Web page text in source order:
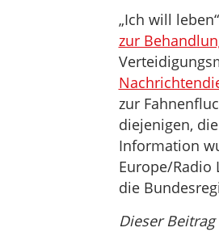
„Ich will
zur
zur
diejenigen,
Information
Europe/Radio
die
Dieser